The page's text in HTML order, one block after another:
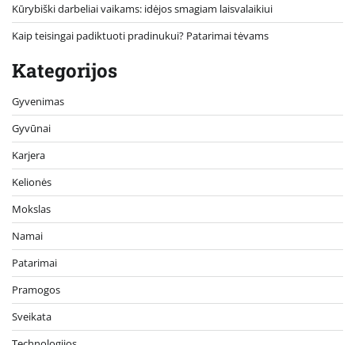
Kūrybiški darbeliai vaikams: idėjos smagiam laisvalaikiui
Kaip teisingai padiktuoti pradinukui? Patarimai tėvams
Kategorijos
Gyvenimas
Gyvūnai
Karjera
Kelionės
Mokslas
Namai
Patarimai
Pramogos
Sveikata